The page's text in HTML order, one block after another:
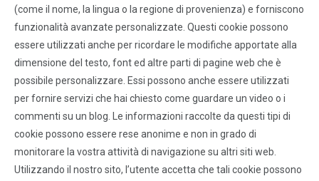
(come il nome, la lingua o la regione di provenienza) e forniscono
funzionalità avanzate personalizzate. Questi cookie possono
essere utilizzati anche per ricordare le modifiche apportate alla
dimensione del testo, font ed altre parti di pagine web che è
possibile personalizzare. Essi possono anche essere utilizzati
per fornire servizi che hai chiesto come guardare un video o i
commenti su un blog. Le informazioni raccolte da questi tipi di
cookie possono essere rese anonime e non in grado di
monitorare la vostra attività di navigazione su altri siti web.
Utilizzando il nostro sito, l’utente accetta che tali cookie possono